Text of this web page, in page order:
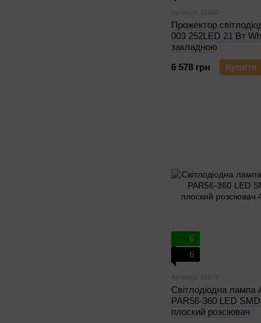
Артикул: 42440
Прожектор
003 252LED 21 Вт
закладною
6 578 грн
Купити
6
6
Артикул: 41979
Світлодіодна лампа
PAR56-360 LED
плоский розсіювач